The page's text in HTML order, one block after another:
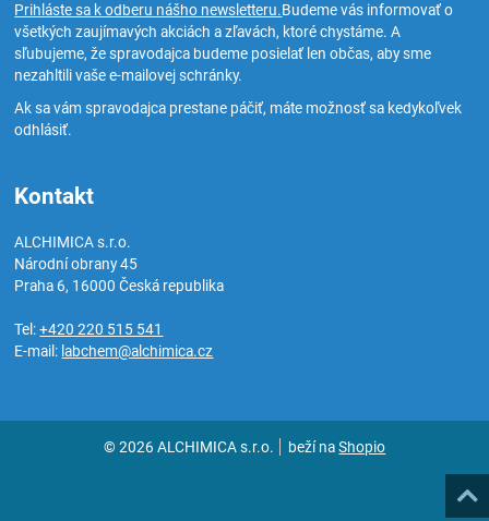
Prihláste sa k odberu nášho newsletteru.Budeme vás informovať o
všetkých zaujímavých akciách a zľavách, ktoré chystáme. A
sľubujeme, že spravodajca budeme posielať len občas, aby sme
nezahltili vaše e-mailovej schránky.
Ak sa vám spravodajca prestane páčiť, máte možnosť sa kedykoľvek
odhlásiť.
Kontakt
ALCHIMICA s.r.o.
Národní obrany 45
Praha 6, 16000Česká republika
Tel:+420 220 515 541
E-mail: labchem@alchimica.cz
© 2026 ALCHIMICA s.r.o. beží naShopio
Hore